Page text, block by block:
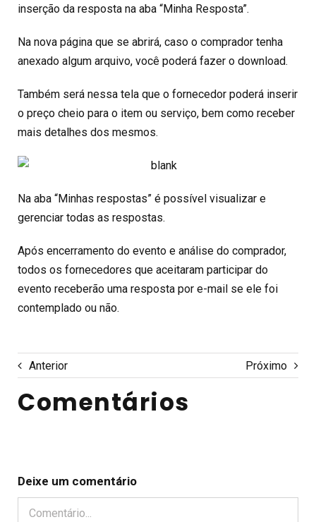
inserção da resposta na aba “Minha Resposta”.
Na nova página que se abrirá, caso o comprador tenha
anexado algum arquivo, você poderá fazer o download.
Também será nessa tela que o fornecedor poderá inserir
o preço cheio para o item ou serviço, bem como receber
mais detalhes dos mesmos.
Na aba “Minhas respostas” é possível visualizar e
gerenciar todas as respostas.
Após encerramento do evento e análise do comprador,
todos os fornecedores que aceitaram participar do
evento receberão uma resposta por e-mail se ele foi
contemplado ou não.
Anterior Próximo
Comentários
Deixe um comentário
Comentário